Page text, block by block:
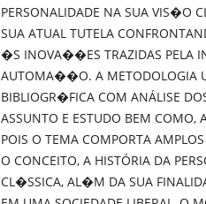
PERSONALIDADE NA SUA VIS�O
SUA ATUAL TUTELA
�S INOVA��ES TRAZIDAS PELA
AUTOMA��O. A METODOLOGIA
BIBLIOGR�FICA COM ANÁLISE
ASSUNTO E ESTUDO BEM COMO,
POIS O TEMA COMPORTA
O CONCEITO, A HISTÓRIA DA
CL�SSICA, AL�M DA SUA